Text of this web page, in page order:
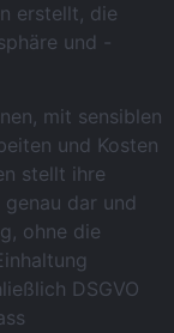
erstellt, die
und -
mit sensiblen
und Kosten
stellt ihre
dar und
ohne die
DSGVO